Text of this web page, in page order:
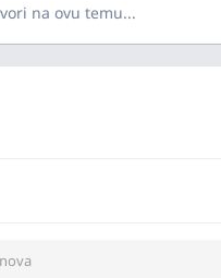
na ovu temu...